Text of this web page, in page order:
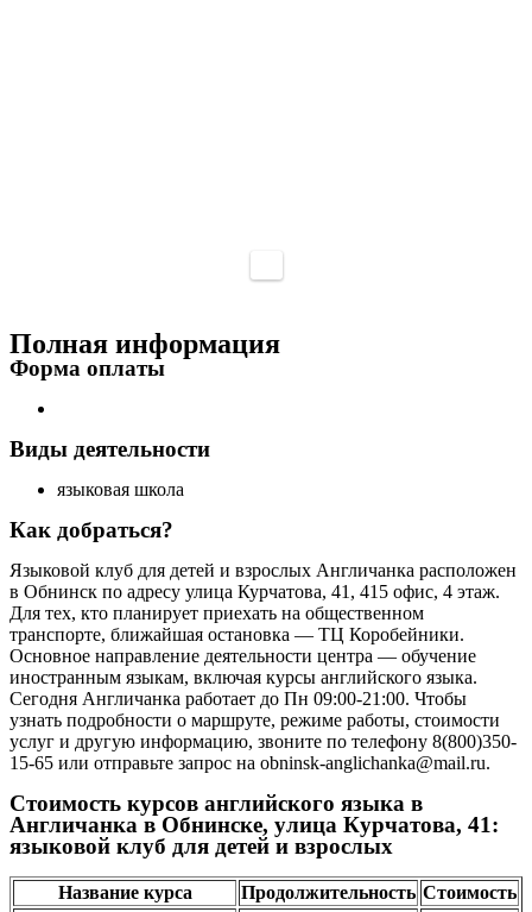
Полная информация
Форма оплаты
Виды деятельности
языковая школа
Как добраться?
Языковой клуб для детей и взрослых Англичанка расположен
в Обнинск по адресу улица Курчатова, 41, 415 офис, 4 этаж.
Для тех, кто планирует приехать на общественном
транспорте, ближайшая остановка — ТЦ Коробейники.
Основное направление деятельности центра — обучение
иностранным языкам, включая курсы английского языка.
Сегодня Англичанка работает до Пн 09:00-21:00. Чтобы
узнать подробности о маршруте, режиме работы, стоимости
услуг и другую информацию, звоните по телефону 8(800)350-
15-65 или отправьте запрос на obninsk-anglichanka@mail.ru.
Стоимость курсов английского языка в
Англичанка в Обнинске, улица Курчатова, 41:
языковой клуб для детей и взрослых
Название курса Продолжительность Стоимость